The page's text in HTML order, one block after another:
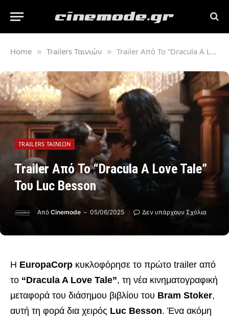
Home » Trailers Ταινιών » Trailer Από Το “Dracula A Love Tale” Του Luc Besson
TRAILERS ΤΑΙΝΙΏΝ
Trailer Από Το “Dracula A Love Tale”
Του Luc Besson
Από Cinemode 05/06/2025 Δεν υπάρχουν Σχόλια
Η EuropaCorp κυκλοφόρησε το πρώτο trailer από
το “Dracula A Love Tale”, τη νέα κινηματογραφική
μεταφορά του διάσημου βιβλίου του Bram Stoker,
αυτή τη φορά δια χειρός Luc Besson. Ένα ακόμη